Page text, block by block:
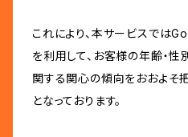
これにより、本サービスで
を利用して、お客様の年齢・性
関する関心の傾向をおおよそ
となっております。